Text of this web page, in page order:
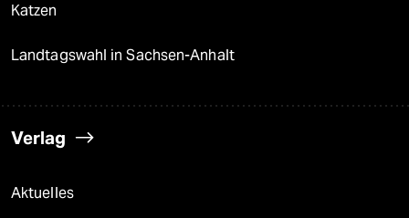
Katzen
Landtagswahl in Sachsen-Anhalt
Verlag
Aktuelles